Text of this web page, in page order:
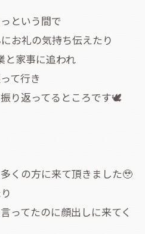
という間で
お礼の気持ち伝えたり
と家事に追われ
て行き
振り返ってるところです🕊
くの方に来て頂きました🥹
ってたのに顔出しに来てく